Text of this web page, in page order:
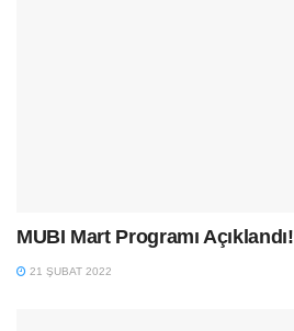
MUBI Mart Programı Açıklandı!
21 ŞUBAT 2022